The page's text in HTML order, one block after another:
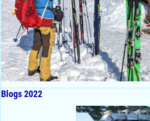
Blogs 2022